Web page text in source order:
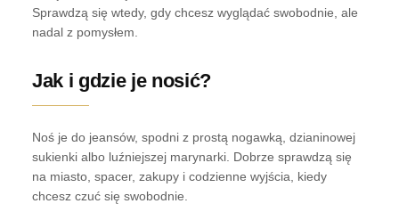
Sprawdzą się wtedy, gdy chcesz wyglądać swobodnie, ale
nadal z pomysłem.
Jak i gdzie je nosić?
Noś je do jeansów, spodni z prostą nogawką, dzianinowej
sukienki albo luźniejszej marynarki. Dobrze sprawdzą się
na miasto, spacer, zakupy i codzienne wyjścia, kiedy
chcesz czuć się swobodnie.